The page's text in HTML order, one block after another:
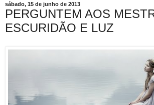
sábado, 15 de junho de 2013
PERGUNTEM AOS
ESCURIDÃO E LUZ